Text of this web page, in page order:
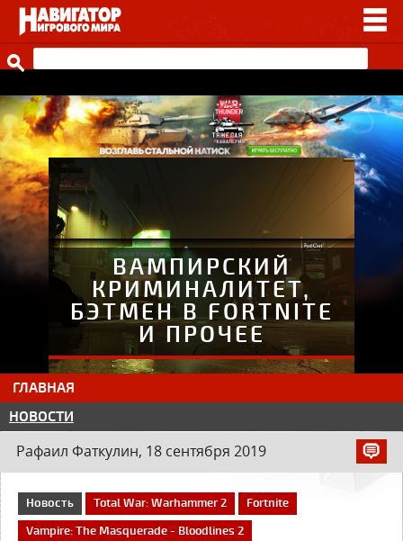
ВИДЕО
СТАТЬИ
ИГРЫ
ПРОЧЕЕ
ИГРЫ ОТ НАШИХ
ВАМПИРСКИЙ
КРИМИНАЛИТЕТ,
БЭТМЕН В FORTNITE
И ПРОЧЕЕ
ГЛАВНАЯ
НОВОСТИ
Рафаил Фаткулин, 18 сентября 2019
Новость Total War: Warhammer 2
Fortnite
Vampire: The Masquerade - Bloodlines 2